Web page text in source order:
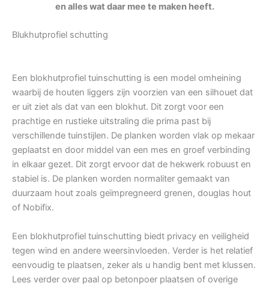
en alles wat daar mee te maken heeft.
Blukhutprofiel schutting
Een blokhutprofiel tuinschutting is een model omheining
waarbij de houten liggers zijn voorzien van een silhouet dat
er uit ziet als dat van een blokhut. Dit zorgt voor een
prachtige en rustieke uitstraling die prima past bij
verschillende tuinstijlen. De planken worden vlak op mekaar
geplaatst en door middel van een mes en groef verbinding
in elkaar gezet. Dit zorgt ervoor dat de hekwerk robuust en
stabiel is. De planken worden normaliter gemaakt van
duurzaam hout zoals geïmpregneerd grenen, douglas hout
of Nobifix.
Een blokhutprofiel tuinschutting biedt privacy en veiligheid
tegen wind en andere weersinvloeden. Verder is het relatief
eenvoudig te plaatsen, zeker als u handig bent met klussen.
Lees verder over paal op betonpoer plaatsen of overige